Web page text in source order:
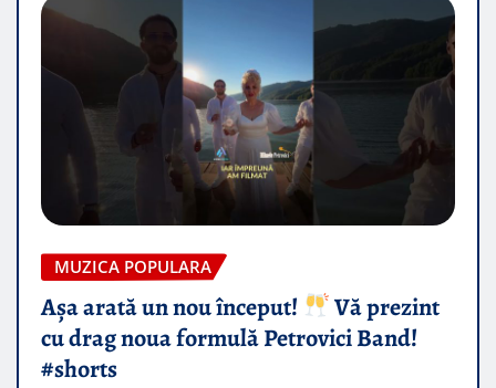
MUZICA POPULARA
Așa arată un nou început!
Vă prezint
cu drag noua formulă Petrovici Band!
#shorts